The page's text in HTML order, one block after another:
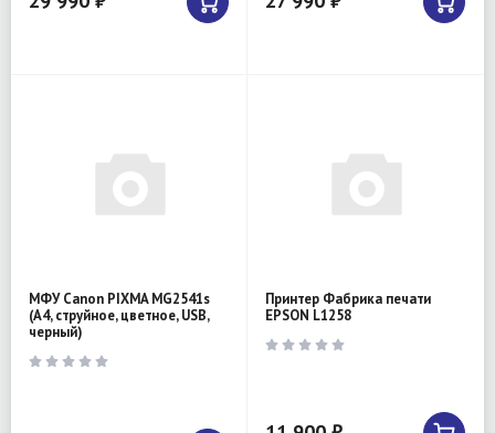
МФУ Canon PIXMA MG2541s
(A4, струйное, цветное, USB,
черный)
Принтер Фабрика печати
EPSON L1258